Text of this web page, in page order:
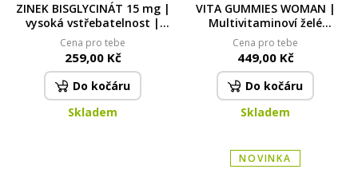
ZINEK BISGLYCINÁT 15 mg |
vysoká vstřebatelnost |
imunita, pleť, vlasy & nehty
| 90 kapslí 90 kapslí | 24,3 g
Cena pro tebe
259,00 Kč
Do kočáru
Skladem
VITA GUMMIES WOMAN |
Multivitaminoví želé
medvídci pro ženy | energie,
imunita, pokožka & vlasy |
tropická příchuť | 60 ks
Cena pro tebe
449,00 Kč
Do kočáru
Skladem
NOVINKA